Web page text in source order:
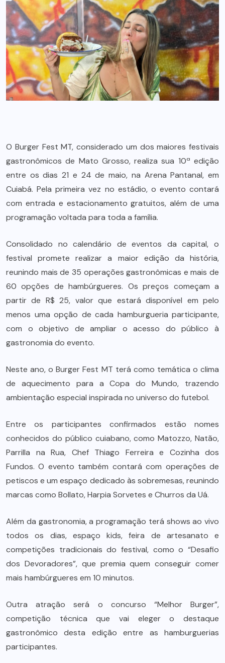
O Burger Fest MT, considerado um dos maiores festivais
gastronômicos de Mato Grosso, realiza sua 10ª edição
entre os dias 21 e 24 de maio, na Arena Pantanal, em
Cuiabá. Pela primeira vez no estádio, o evento contará
com entrada e estacionamento gratuitos, além de uma
programação voltada para toda a família.
Consolidado no calendário de eventos da capital, o
festival promete realizar a maior edição da história,
reunindo mais de 35 operações gastronômicas e mais de
60 opções de hambúrgueres. Os preços começam a
partir de R$ 25, valor que estará disponível em pelo
menos uma opção de cada hamburgueria participante,
com o objetivo de ampliar o acesso do público à
gastronomia do evento.
Neste ano, o Burger Fest MT terá como temática o clima
de aquecimento para a Copa do Mundo, trazendo
ambientação especial inspirada no universo do futebol.
Entre os participantes confirmados estão nomes
conhecidos do público cuiabano, como Matozzo, Natão,
Parrilla na Rua, Chef Thiago Ferreira e Cozinha dos
Fundos. O evento também contará com operações de
petiscos e um espaço dedicado às sobremesas, reunindo
marcas como Bollato, Harpia Sorvetes e Churros da Uá.
Além da gastronomia, a programação terá shows ao vivo
todos os dias, espaço kids, feira de artesanato e
competições tradicionais do festival, como o “Desafio
dos Devoradores”, que premia quem conseguir comer
mais hambúrgueres em 10 minutos.
Outra atração será o concurso “Melhor Burger”,
competição técnica que vai eleger o destaque
gastronômico desta edição entre as hamburguerias
participantes.